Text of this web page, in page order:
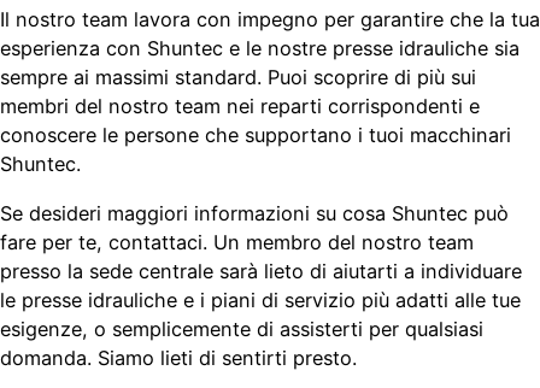
Il nostro team lavora con impegno per garantire che la tua
esperienza con Shuntec e le nostre presse idrauliche sia
sempre ai massimi standard. Puoi scoprire di più sui
membri del nostro team nei reparti corrispondenti e
conoscere le persone che supportano i tuoi macchinari
Shuntec.
Se desideri maggiori informazioni su cosa Shuntec può
fare per te, contattaci. Un membro del nostro team
presso la sede centrale sarà lieto di aiutarti a individuare
le presse idrauliche e i piani di servizio più adatti alle tue
esigenze, o semplicemente di assisterti per qualsiasi
domanda. Siamo lieti di sentirti presto.